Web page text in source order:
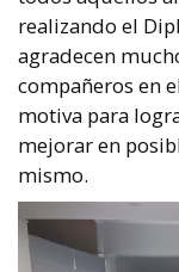
realizando el
agradecen
compañeros en
motiva para
mejorar en
mismo.